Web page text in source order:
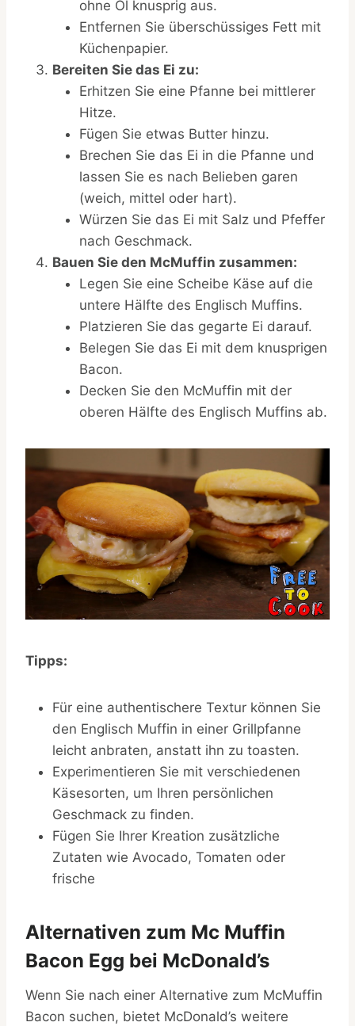
ohne Öl knusprig aus.
Entfernen Sie überschüssiges Fett mit
Küchenpapier.
Bereiten Sie das Ei zu:
Erhitzen Sie eine Pfanne bei mittlerer
Hitze.
Fügen Sie etwas Butter hinzu.
Brechen Sie das Ei in die Pfanne und
lassen Sie es nach Belieben garen
(weich, mittel oder hart).
Würzen Sie das Ei mit Salz und Pfeffer
nach Geschmack.
Bauen Sie den McMuffin zusammen:
Legen Sie eine Scheibe Käse auf die
untere Hälfte des Englisch Muffins.
Platzieren Sie das gegarte Ei darauf.
Belegen Sie das Ei mit dem knusprigen
Bacon.
Decken Sie den McMuffin mit der
oberen Hälfte des Englisch Muffins ab.
Tipps:
Für eine authentischere Textur können Sie
den Englisch Muffin in einer Grillpfanne
leicht anbraten, anstatt ihn zu toasten.
Experimentieren Sie mit verschiedenen
Käsesorten, um Ihren persönlichen
Geschmack zu finden.
Fügen Sie Ihrer Kreation zusätzliche
Zutaten wie Avocado, Tomaten oder
frische
Alternativen zum Mc Muffin
Bacon Egg bei McDonald’s
Wenn Sie nach einer Alternative zum McMuffin
Bacon suchen, bietet McDonald’s weitere